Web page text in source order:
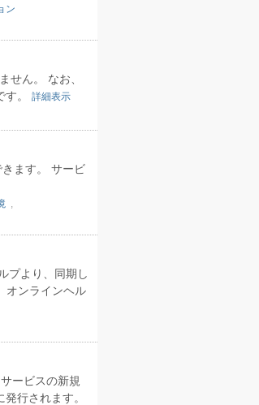
ン
せん。 なお、
す。
詳細表示
ます。 サービ
,
プより、同期し
オンラインヘル
ービスの新規
行されます。